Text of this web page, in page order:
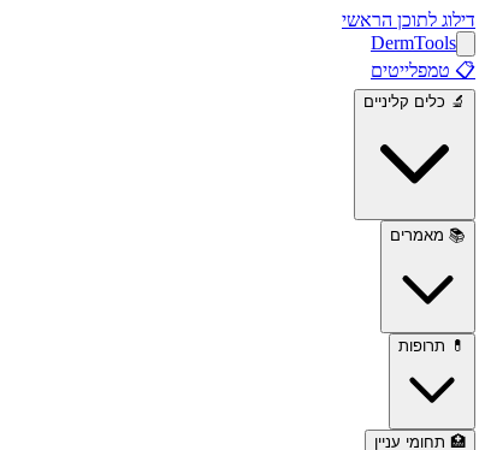
דילוג לתוכן הראשי
DermTools
📋 טמפלייטים
🔬 כלים קליניים
📚 מאמרים
💊 תרופות
🏥 תחומי עניין